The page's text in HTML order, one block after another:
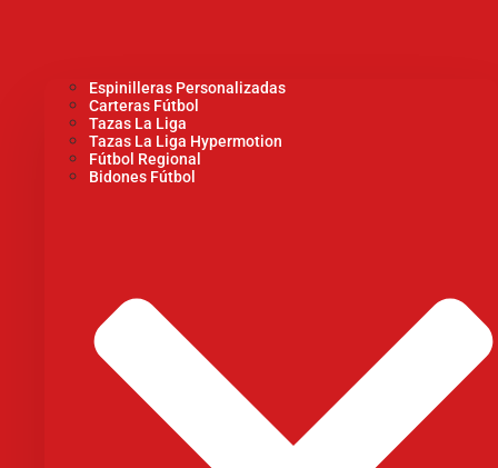
Espinilleras Personalizadas
Carteras Fútbol
Tazas La Liga
Tazas La Liga Hypermotion
Fútbol Regional
Bidones Fútbol